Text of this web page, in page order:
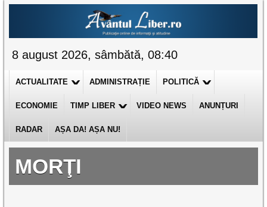
8 august 2026, sâmbătă, 08:40
ACTUALITATE ADMINISTRAȚIE POLITICĂ
ECONOMIE TIMP LIBER VIDEO NEWS ANUNȚURI
RADAR AȘA DA! AȘA NU!
MORŢI